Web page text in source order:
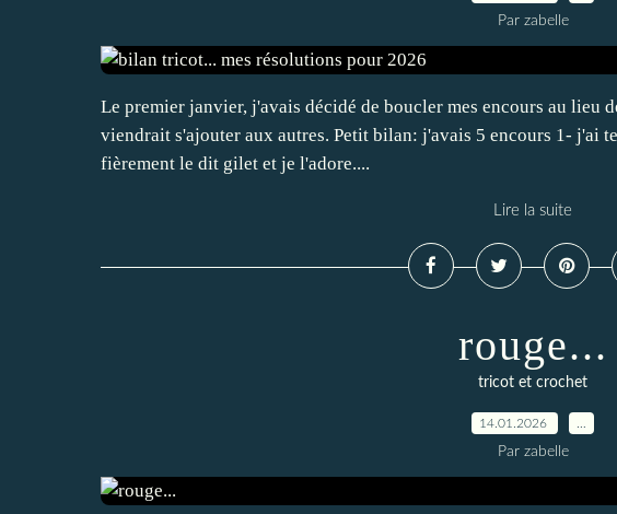
Par zabelle
Le premier janvier, j'avais décidé de boucler mes encours au lieu
viendrait s'ajouter aux autres. Petit bilan: j'avais 5 encours 1- j'ai
fièrement le dit gilet et je l'adore....
Lire la suite
rouge...
tricot et crochet
14.01.2026
Par zabelle